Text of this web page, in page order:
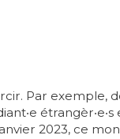
Par exemple,
2023, ce